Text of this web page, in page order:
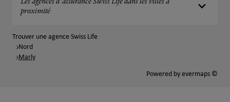
Les agences d'assurance Swiss Life dans les villes à
proximité
Trouver une agence Swiss Life
Nord
Marly
Powered by evermaps ©